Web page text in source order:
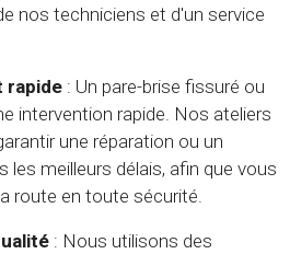
nos techniciens et d'un service
rapide : Un pare-brise fissuré ou
intervention rapide. Nos ateliers
une réparation ou un
les meilleurs délais, afin que vous
route en toute sécurité.
: Nous utilisons des